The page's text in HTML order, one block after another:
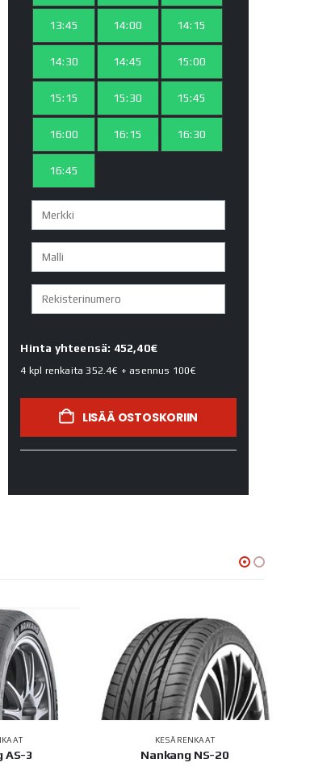
13:45 14:00 14:15
14:30 14:45 15:00
15:15 15:30 15:45
16:00 16:15 16:30
16:45
Hinta yhteensä: 452,40€
4 kpl renkaita352.4€ + asennus 100€
LISÄÄ OSTOSKORIIN
AS-3
KESÄRENKAAT
Nankang NS-20